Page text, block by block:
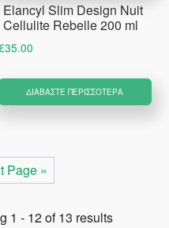
Elancyl Slim Design Nuit
Cellulite Rebelle 200 ml
35.00
ΔΙΑΒΆΣΤΕ ΠΕΡΙΣΣΌΤΕΡΑ
Page »
1 - 12 of 13 results